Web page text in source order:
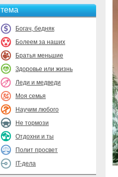
тема
Богач, бедняк
Болеем за наших
Братья меньшие
Здоровье или жизнь
Леди и медведи
Моя семья
Научим любого
Не тормози
Отдохни и ты
Полит просвет
IT-дела